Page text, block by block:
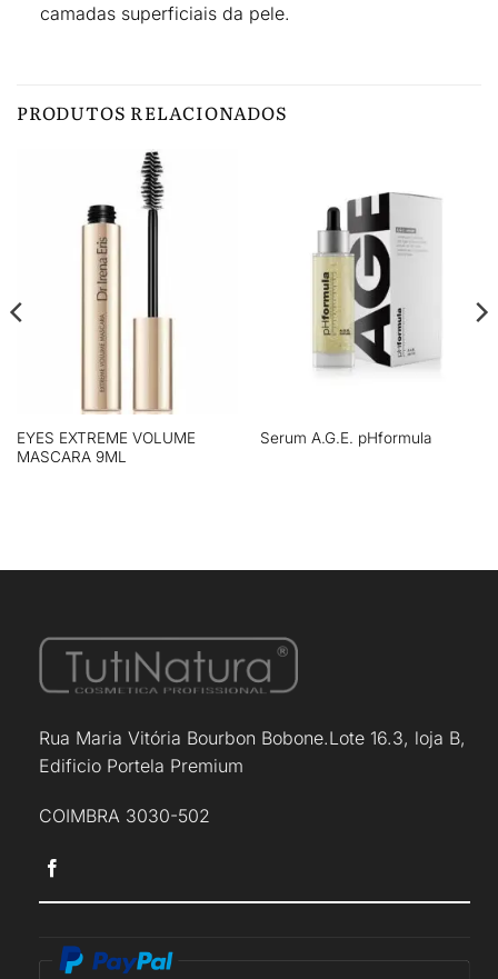
camadas superficiais da pele.
PRODUTOS RELACIONADOS
EYES EXTREME VOLUME
MASCARA 9ML
Serum A.G.E. pHformula
Rua Maria Vitória Bourbon Bobone.Lote 16.3, loja B,
Edificio Portela Premium
COIMBRA 3030-502